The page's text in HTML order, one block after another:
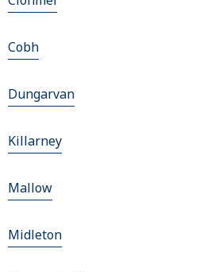
Cobh
Dungarvan
Killarney
Mallow
Midleton